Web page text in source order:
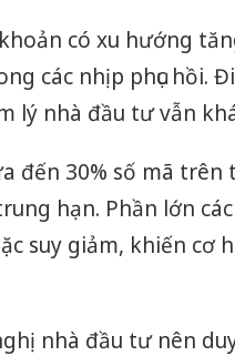
có xu hướng
các nhịp phục hồi.
lý nhà đầu tư vẫn
đến 30% số mã
hạn. Phần lớn
suy giảm, khiến cơ
nhà đầu tư nên